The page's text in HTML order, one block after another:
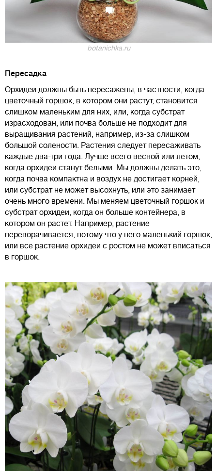
botanichka.ru
Пересадка
Орхидеи должны быть пересажены, в частности, когда
цветочный горшок, в котором они растут, становится
слишком маленьким для них, или, когда субстрат
израсходован, или почва больше не подходит для
выращивания растений, например, из-за слишком
большой солености. Растения следует пересаживать
каждые два-три года. Лучше всего весной или летом,
когда орхидеи станут белыми. Мы должны делать это,
когда почва компактна и воздух не достигает корней,
или субстрат не может высохнуть, или это занимает
очень много времени. Мы меняем цветочный горшок и
субстрат орхидеи, когда он больше контейнера, в
котором он растет. Например, растение
переворачивается, потому что у него маленький горшок,
или все растение орхидеи с ростом не может вписаться
в горшок.